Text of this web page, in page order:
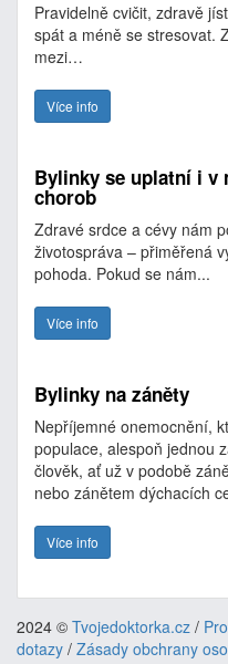
Pravidelně cvičit, zdravě
spát a méně se stresovat.
mezi…
Více info
Bylinky se uplatní i v
chorob
Zdravé srdce a cévy nám
životospráva – přiměřená
pohoda. Pokud se nám...
Více info
Bylinky na záněty
Nepříjemné onemocnění,
populace, alespoň jednou
člověk, ať už v podobě
nebo zánětem dýchacích
Více info
2024 © Tvojedoktorka.cz /
dotazy / Zásady obchrany